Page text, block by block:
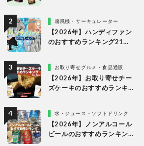
を実飲して食レポ！
扇風機・サーキュレーター
【2026年】ハンディファン
のおすすめランキング21
比較お取り寄せグルメ・食品通販
【2026年】お取り寄せチー
ズケーキのおすすめランキ
水・ジュース・ソフトドリンク
【2026年】ノンアルコール
ビールのおすすめランキン